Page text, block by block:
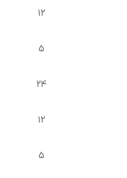
۱۲
۵
۲۴
۱۲
۵